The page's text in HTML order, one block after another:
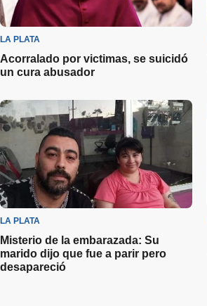
LA PLATA
Acorralado por victimas, se suicidó
un cura abusador
LA PLATA
Misterio de la embarazada: Su
marido dijo que fue a parir pero
desapareció